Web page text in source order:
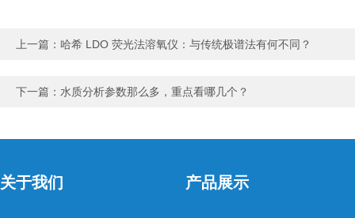
上一篇： 哈希 LDO 荧光法溶氧仪：与传统极谱法有何不同？
下一篇： 水质分析参数那么多，重点看哪几个？
关于我们 产品展示